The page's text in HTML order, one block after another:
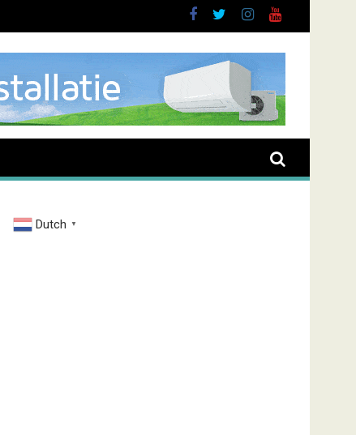
Dutch ▼